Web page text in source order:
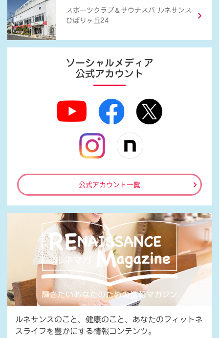
スポーツクラブ ＆ サウナスパ ルネサンス
ひばりヶ丘24
ソーシャルメディア
公式アカウント
公式アカウント一覧
ルネサンスのこと、健康のこと、あなたのフィットネ
スライフを豊かにする情報コンテンツ。